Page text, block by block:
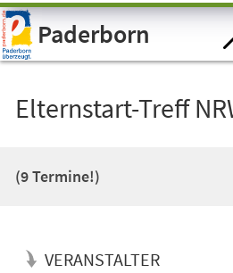
Visuelle
Assistenzsoftware
öffnen.Paderborn
Elternstart-Treff
(9 Termine!)
VERANSTALTER